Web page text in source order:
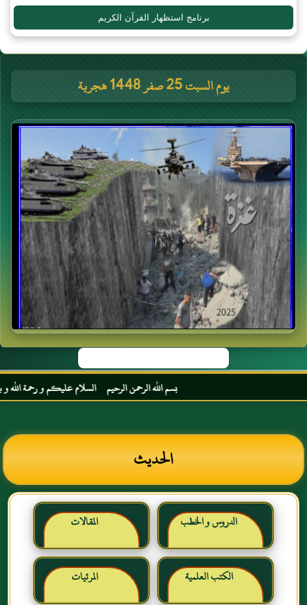
برنامج استظهار القرآن الكريم
يوم السبت 25 صفر 1448 هجرية
بسم الله الرحمن الرحيم السلام عليكم و رحمة الله و
الحديث
الدروس و الخطب المقالات
الكتب العلمية المرئيات